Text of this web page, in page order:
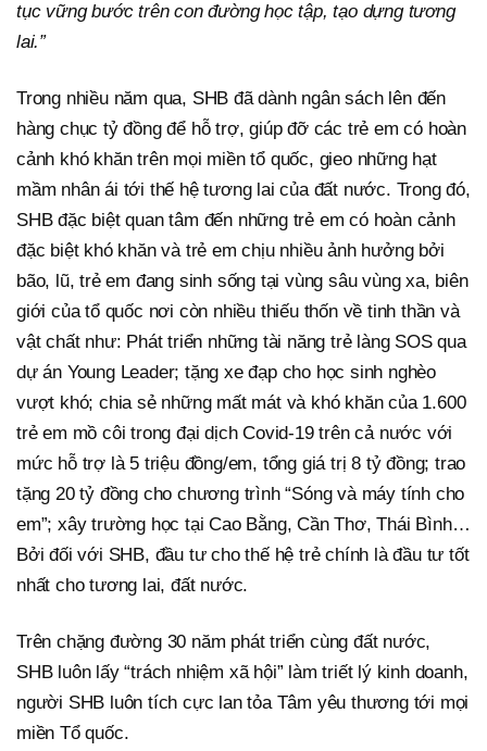
tục vững bước trên con đường học tập, tạo dựng tương
lai.”
Trong nhiều năm qua, SHB đã dành ngân sách lên đến
hàng chục tỷ đồng để hỗ trợ, giúp đỡ các trẻ em có hoàn
cảnh khó khăn trên mọi miền tổ quốc, gieo những hạt
mầm nhân ái tới thế hệ tương lai của đất nước. Trong đó,
SHB đặc biệt quan tâm đến những trẻ em có hoàn cảnh
đặc biệt khó khăn và trẻ em chịu nhiều ảnh hưởng bởi
bão, lũ, trẻ em đang sinh sống tại vùng sâu vùng xa, biên
giới của tổ quốc nơi còn nhiều thiếu thốn về tinh thần và
vật chất như: Phát triển những tài năng trẻ làng SOS qua
dự án Young Leader; tặng xe đạp cho học sinh nghèo
vượt khó; chia sẻ những mất mát và khó khăn của 1.600
trẻ em mồ côi trong đại dịch Covid-19 trên cả nước với
mức hỗ trợ là 5 triệu đồng/em, tổng giá trị 8 tỷ đồng; trao
tặng 20 tỷ đồng cho chương trình “Sóng và máy tính cho
em”; xây trường học tại Cao Bằng, Cần Thơ, Thái Bình…
Bởi đối với SHB, đầu tư cho thế hệ trẻ chính là đầu tư tốt
nhất cho tương lai, đất nước.
Trên chặng đường 30 năm phát triển cùng đất nước,
SHB luôn lấy “trách nhiệm xã hội” làm triết lý kinh doanh,
người SHB luôn tích cực lan tỏa Tâm yêu thương tới mọi
miền Tổ quốc.